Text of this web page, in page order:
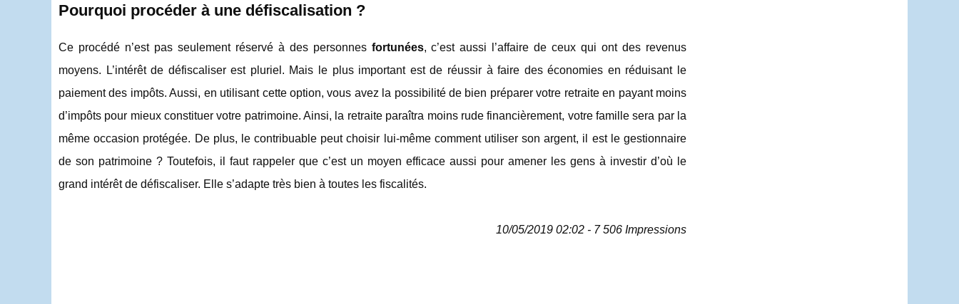
Pourquoi procéder à une défiscalisation ?
Ce procédé n’est pas seulement réservé à des personnes fortunées, c’est aussi l’affaire de ceux qui ont des revenus
moyens. L’intérêt de défiscaliser est pluriel. Mais le plus important est de réussir à faire des économies en réduisant le
paiement des impôts. Aussi, en utilisant cette option, vous avez la possibilité de bien préparer votre retraite en payant moins
d’impôts pour mieux constituer votre patrimoine. Ainsi, la retraite paraîtra moins rude financièrement, votre famille sera par la
même occasion protégée. De plus, le contribuable peut choisir lui-même comment utiliser son argent, il est le gestionnaire
de son patrimoine ? Toutefois, il faut rappeler que c’est un moyen efficace aussi pour amener les gens à investir d’où le
grand intérêt de défiscaliser. Elle s’adapte très bien à toutes les fiscalités.
10/05/2019 02:02 - 7 506 Impressions